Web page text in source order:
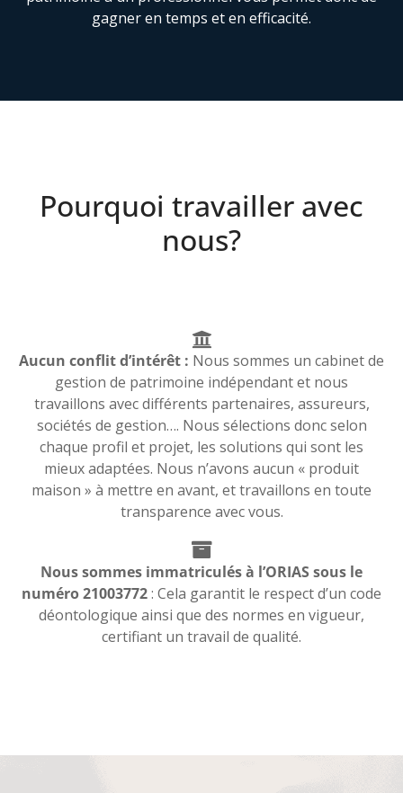
gagner en temps et en efficacité.
Pourquoi travailler avec
nous?
Aucun conflit d’intérêt : Nous sommes un cabinet de
gestion de patrimoine indépendant et nous
travaillons avec différents partenaires, assureurs,
sociétés de gestion…. Nous sélections donc selon
chaque profil et projet, les solutions qui sont les
mieux adaptées. Nous n’avons aucun « produit
maison » à mettre en avant, et travaillons en toute
transparence avec vous.
Nous sommes immatriculés à l’ORIAS sous le
numéro 21003772: Cela garantit le respect d’un code
déontologique ainsi que des normes en vigueur,
certifiant un travail de qualité.